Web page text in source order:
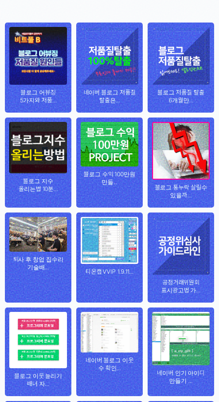
블로그 어뷰징
5가지와 저품...
네이버 블로그 저품질
탈출은...
블로그 저품질 탈출
6개월만...
블로그 지수
올리는법 10분...
블로그 수익 100만원
만들...
블로그 통누락 살릴수
있을까...
퇴사 후 창업 집수리
기술배...
티온캡 VVIP 1.9.11...
공정거래위원회
표시광고법 가...
블로그 이웃 늘리기
배너 자...
네이버 블로그 이웃
수 확인...
네이버 인기 아이디
만들기 ...